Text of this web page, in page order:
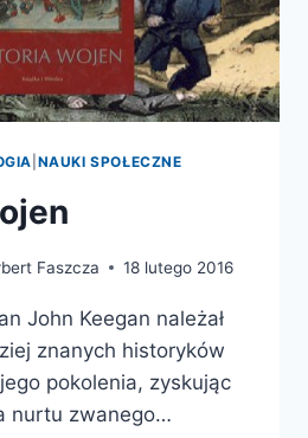
NAUKI SPOŁECZNE
Faszcza 18 lutego 2016
John Keegan należał
znanych historyków
pokolenia, zyskując
nurtu zwanego…